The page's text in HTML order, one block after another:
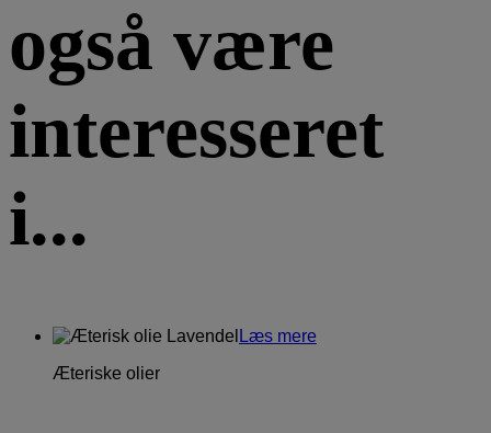
også være
interesseret
i...
Læs mere
Æteriske olier